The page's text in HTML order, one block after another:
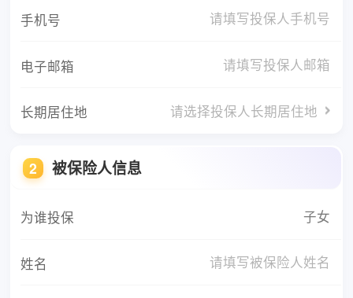
手机号
电子邮箱
长期居住地 请选择投保人长期居住地
2 被保险人信息
为谁投保 子女
姓名